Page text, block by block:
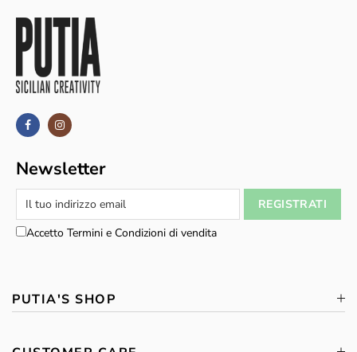
Newsletter
Accetto Termini e Condizioni di vendita
PUTIA'S SHOP